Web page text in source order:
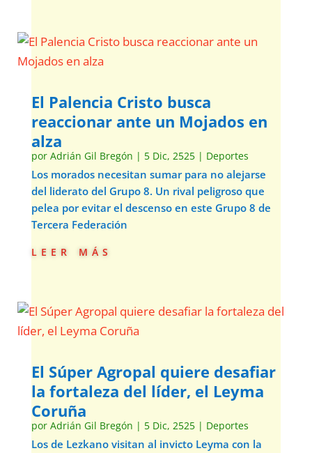
El Palencia Cristo busca
reaccionar ante un Mojados en
alza
por Adrián Gil Bregón | 5 Dic, 2525| Deportes
Los morados necesitan sumar para no alejarse
del liderato del Grupo 8. Un rival peligroso que
pelea por evitar el descenso en este Grupo 8 de
Tercera Federación
leer más
El Súper Agropal quiere desafiar
la fortaleza del líder, el Leyma
Coruña
por Adrián Gil Bregón | 5 Dic, 2525| Deportes
Los de Lezkano visitan al invicto Leyma con la